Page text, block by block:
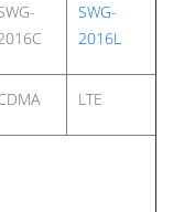
SWG-
2016L
LTE